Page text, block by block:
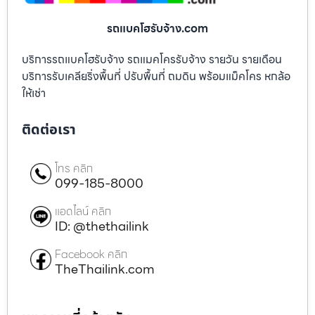
รถแบคโฮรับจ้าง.com
บริการรถแบคโฮรับจ้าง รถแมคโครรับจ้าง รายวัน รายเดือน
บริการรับเคลียริ่งพื้นที่ ปรับพื้นที่ ถมดิน พร้อมแม็คโคร หกล้อ
ให้เช่า
ติดต่อเรา
โทร คลิก
099-185-8000
แอดไลน์ คลิก
ID: @thethailink
Facebook คลิก
TheThailink.com